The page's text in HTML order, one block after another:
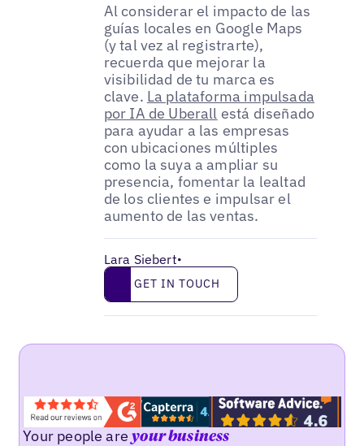
Al considerar el impacto de las
guías locales en Google Maps
(y tal vez al registrarte),
recuerda que mejorar la
visibilidad de tu marca es
clave. La plataforma impulsada
por IA de Uberall está diseñado
para ayudar a las empresas
con ubicaciones múltiples
como la suya a ampliar su
presencia, fomentar la lealtad
de los clientes e impulsar el
aumento de las ventas.
Lara Siebert•
Get in touch
GET IN TOUCH
Your people areyour business